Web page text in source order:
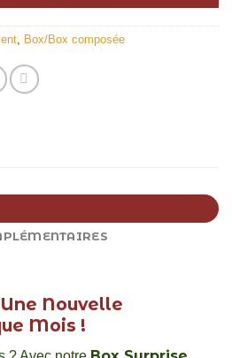
, Box/Box composée
Nouvelle
Mois !